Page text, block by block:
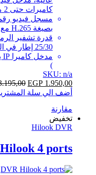
كاميرات حتى 2 ميجابكسل]
مسجل فيديو
بصيغة H.265 مع معدل ضغط أعلى
25/30 إطار في الثانية
)
SKU: n/a
EGP 1.950,00
أضف الي سلة
مقارنة
تخفيض
Hilook DVR
4 ports